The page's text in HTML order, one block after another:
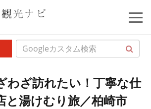
わざ訪れたい！丁寧な仕
と湯けむり旅／柏崎市